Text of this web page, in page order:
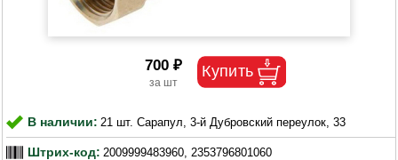
700 ₽
В наличии: 21 шт. Сарапул, 3-й Дубровский переулок, 33
Штрих-код: 2009999483960, 2353796801060